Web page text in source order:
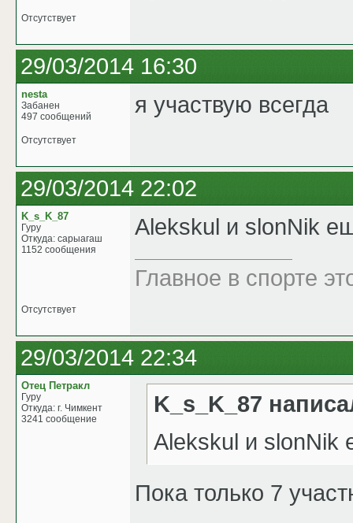
Отсутствует
29/03/2014 16:30
nesta
Забанен
497 сообщений
я участвую всегда
Отсутствует
29/03/2014 22:02
K_s_K_87
Гуру
Откуда: сарыагаш
1152 сообщения
Alekskul и slonNik
Главное в спорте
Отсутствует
29/03/2014 22:34
Отец Петракл
Гуру
Откуда: г. Чимкент
3241 сообщение
K_s_K_87
Alekskul и slonNik
Пока только 7